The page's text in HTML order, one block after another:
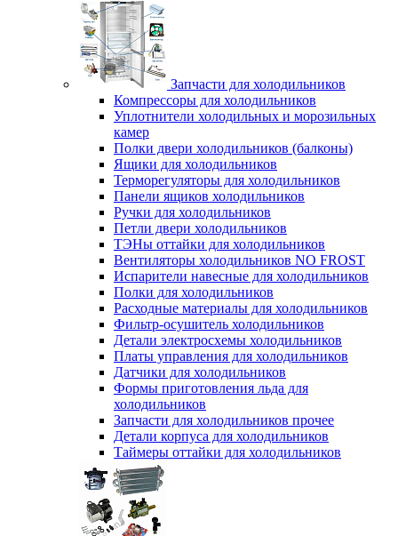
Запчасти для холодильников
Компрессоры для холодильников
Уплотнители холодильных и морозильных
камер
Полки двери холодильников (балконы)
Ящики для холодильников
Терморегуляторы для холодильников
Панели ящиков холодильников
Ручки для холодильников
Петли двери холодильников
ТЭНы оттайки для холодильников
Вентиляторы холодильников NO FROST
Испарители навесные для холодильников
Полки для холодильников
Расходные материалы для холодильников
Фильтр-осушитель холодильников
Детали электросхемы холодильников
Платы управления для холодильников
Датчики для холодильников
Формы приготовления льда для
холодильников
Запчасти для холодильников прочее
Детали корпуса для холодильников
Таймеры оттайки для холодильников